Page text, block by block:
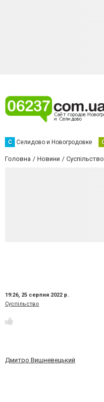
С Селидово и Новогродовке
Головна Новини
19:26, 25 серпня 2022 р.
Суспільство
Дмитро Вишневецький